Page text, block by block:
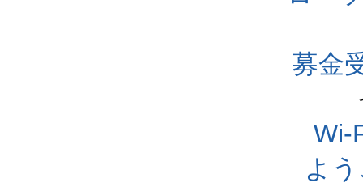
募金
Wi-
よ